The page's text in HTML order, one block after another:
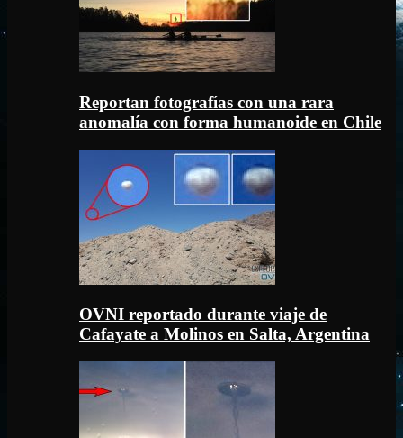
Reportan fotografías con una rara
anomalía con forma humanoide en Chile
OVNI reportado durante viaje de
Cafayate a Molinos en Salta, Argentina